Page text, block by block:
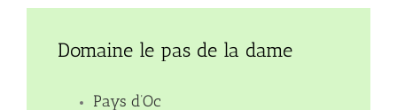
Domaine le pas de la dame
Pays d’Oc